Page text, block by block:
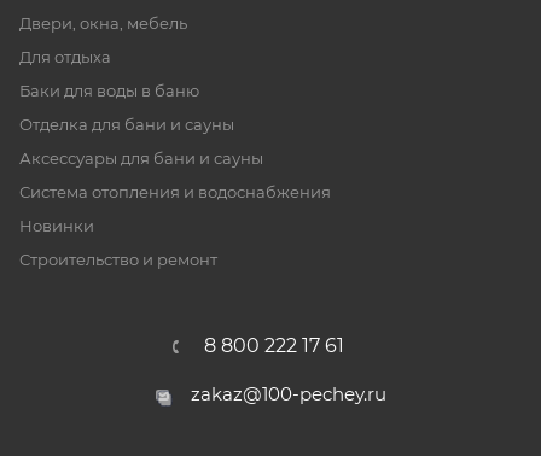
Двери, окна, мебель
Для отдыха
Баки для воды в баню
Отделка для бани и сауны
Аксессуары для бани и сауны
Система отопления и водоснабжения
Новинки
Строительство и ремонт
8 800 222 17 61
zakaz@100-pechey.ru